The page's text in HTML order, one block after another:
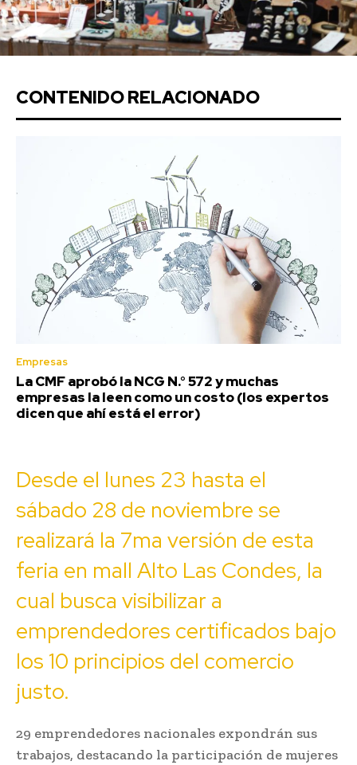
CONTENIDO RELACIONADO
Empresas
La CMF aprobó la NCG N.° 572 y muchas
empresas la leen como un costo (los expertos
dicen que ahí está el error)
Desde el lunes 23 hasta el
sábado 28 de noviembre se
realizará la 7ma versión de esta
feria en mall Alto Las Condes, la
cual busca visibilizar a
emprendedores certificados bajo
los 10 principios del comercio
justo.
29 emprendedores nacionales expondrán sus
trabajos, destacando la participación de mujeres